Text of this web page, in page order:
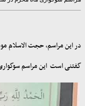
در این مراسم، حجت الاسلام
گفتنی است این مراسم